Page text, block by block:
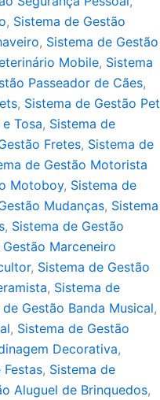
, Sistema de Gestão
, Sistema de Gestão
Mobile, Sistema
Passeador de Cães,
, Sistema de Gestão Pet
Tosa, Sistema de
Fretes, Sistema de
de Gestão Motorista
Motoboy, Sistema de
Mudanças, Sistema
, Sistema de Gestão
Marceneiro
, Sistema de Gestão
, Sistema de
de Gestão Banda Musical,
, Sistema de Gestão
Decorativa,
, Sistema de
Aluguel de Brinquedos,